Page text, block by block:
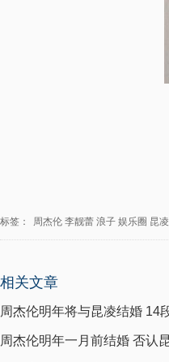
标签： 周杰伦 李靓蕾 浪子 娱乐圈 昆凌
相关文章
周杰伦明年将与昆凌结婚 14
周杰伦明年一月前结婚 否认